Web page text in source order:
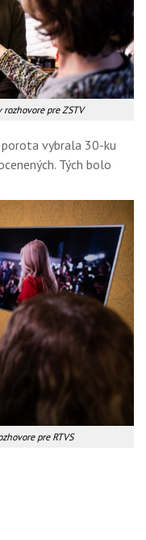
pre ZSTV
vybrala 30-ku
Tých bolo
pre RTVS